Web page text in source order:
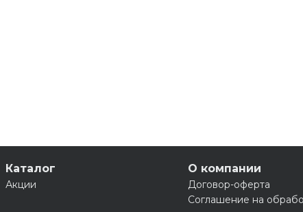
Каталог
Акции
О компании
Договор-оферта
Соглашение на